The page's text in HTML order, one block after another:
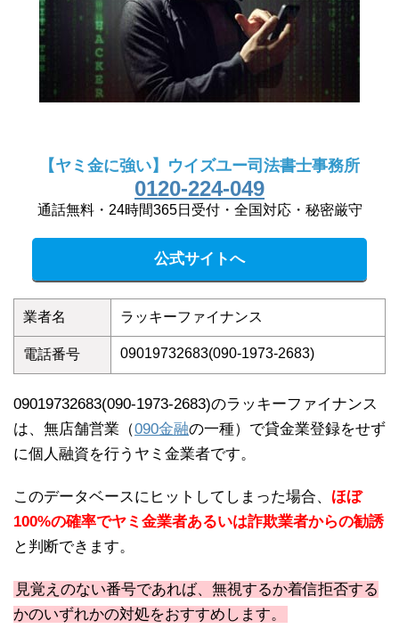
【ヤミ金に強い】ウイズユー司法書士事務所
0120-224-049
通話無料・24時間365日受付・全国対応・秘密厳守
公式サイトへ
業者名 ラッキーファイナンス
電話番号 09019732683(090-1973-2683)
09019732683(090-1973-2683)のラッキーファイナンス
は、無店舗営業（090金融の一種）で貸金業登録をせず
に個人融資を行うヤミ金業者です。
このデータベースにヒットしてしまった場合、 ほぼ
100%の確率でヤミ金業者あるいは詐欺業者からの勧誘
と判断できます。
見覚えのない番号であれば、無視するか着信拒否する
かのいずれかの対処をおすすめします。